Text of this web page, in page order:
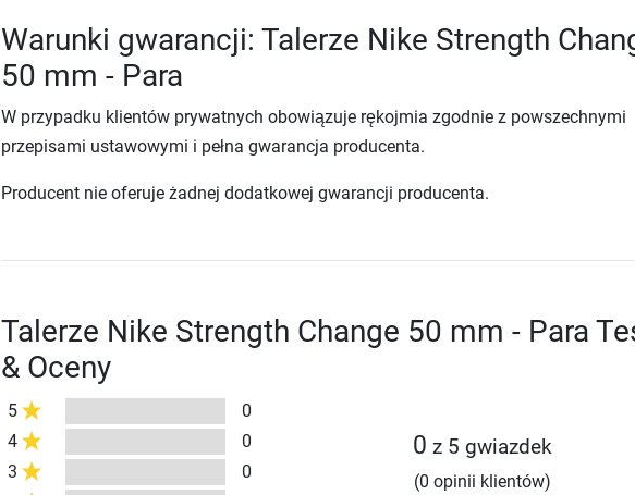
Warunki gwarancji: Talerze Nike Strength
50 mm - Para
W przypadku klientów prywatnych obowiązuje rękojmia zgodnie z powszechnymi
przepisami ustawowymi i pełna gwarancja producenta.
Producent nie oferuje żadnej dodatkowej gwarancji producenta.
Talerze Nike Strength Change 50 mm - Para
& Oceny
5
0
4
0
3
0
0 z 5 gwiazdek
(0 opinii klientów)